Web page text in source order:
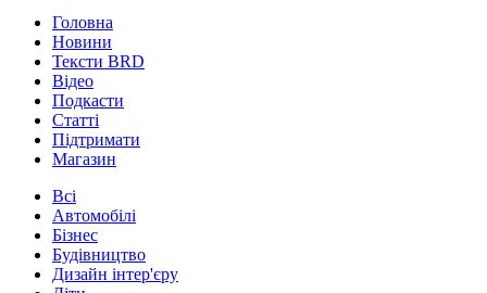
Головна
Новини
Тексти BRD
Відео
Подкасти
Статті
Підтримати
Магазин
Всі
Автомобілі
Бізнес
Будівництво
Дизайн інтер'єру